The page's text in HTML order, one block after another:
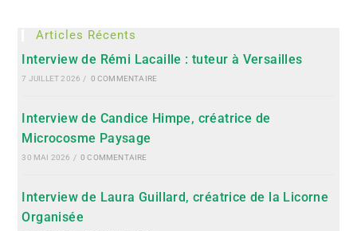
Articles Récents
Interview de Rémi Lacaille : tuteur à Versailles
7 JUILLET 2026 / 0 COMMENTAIRE
Interview de Candice Himpe, créatrice de
Microcosme Paysage
30 MAI 2026 / 0 COMMENTAIRE
Interview de Laura Guillard, créatrice de la Licorne
Organisée